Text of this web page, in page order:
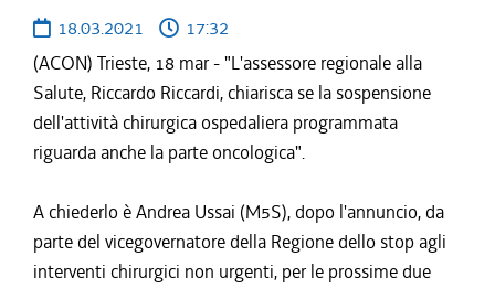
18.03.2021
17:32
(ACON) Trieste, 18 mar - "L'assessore regionale alla
Salute, Riccardo Riccardi, chiarisca se la sospensione
dell'attività chirurgica ospedaliera programmata
riguarda anche la parte oncologica".
A chiederlo è Andrea Ussai (M5S), dopo l'annuncio, da
parte del vicegovernatore della Regione dello stop agli
interventi chirurgici non urgenti, per le prossime due